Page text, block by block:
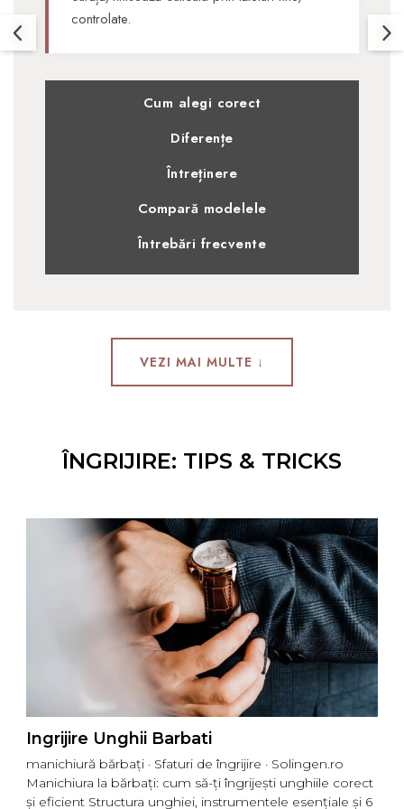
controlate.
Cum alegi corect
Diferențe
Întreținere
Compară modelele
Întrebări frecvente
VEZI MAI MULTE ↓
ÎNGRIJIRE: TIPS & TRICKS
Ingrijire Unghii Barbati
manichiură bărbați · Sfaturi de îngrijire · Solingen.ro
Manichiura la bărbați: cum să-ți îngrijești unghiile corect
și eficient Structura unghiei, instrumentele esențiale și 6